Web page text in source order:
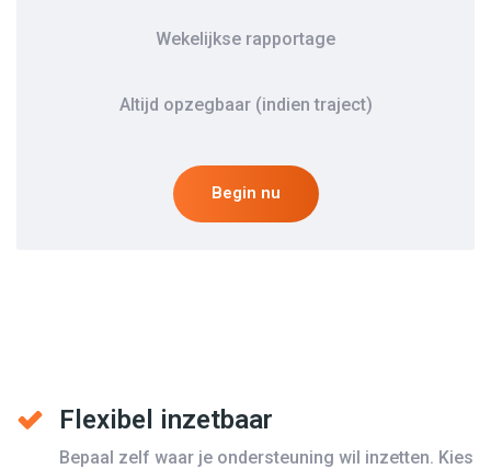
Wekelijkse rapportage
Altijd opzegbaar (indien traject)
Begin nu
Flexibel inzetbaar
Bepaal zelf waar je ondersteuning wil inzetten. Kies